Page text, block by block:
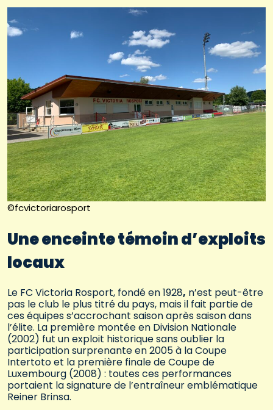
©fcvictoriarosport
Une enceinte témoin d’exploits
locaux
Le FC Victoria Rosport, fondé en 1928, n’est peut-être
pas le club le plus titré du pays, mais il fait partie de
ces équipes s’accrochant saison après saison dans
l’élite. La première montée en Division Nationale
(2002) fut un exploit historique sans oublier la
participation surprenante en 2005 à la Coupe
Intertoto et la première finale de Coupe de
Luxembourg (2008) : toutes ces performances
portaient la signature de l’entraîneur emblématique
Reiner Brinsa.